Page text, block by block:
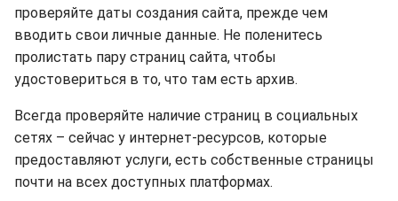
проверяйте даты создания сайта, прежде чем
вводить свои личные данные. Не поленитесь
пролистать пару страниц сайта, чтобы
удостовериться в то, что там есть архив.
Всегда проверяйте наличие страниц в социальных
сетях – сейчас у интернет-ресурсов, которые
предоставляют услуги, есть собственные страницы
почти на всех доступных платформах.